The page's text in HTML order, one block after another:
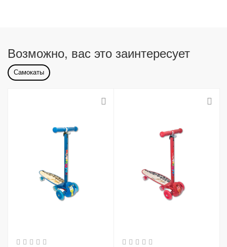
Возможно, вас это заинтересует
Самокаты